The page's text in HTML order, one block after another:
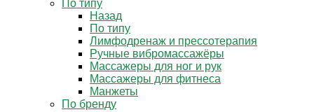
По типу
Назад
По типу
Лимфодренаж и прессотерапия
Ручные вибромассажёры
Массажеры для ног и рук
Массажеры для фитнеса
Манжеты
По бренду